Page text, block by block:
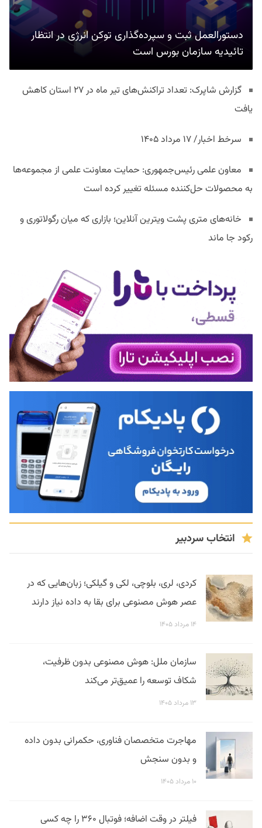
دستورالعمل ثبت و سپرده‌گذاری توکن انرژی در انتظار
تائیدیه سازمان بورس است
گزارش شاپرک: تعداد تراکنش‌های تیر ماه در ۲۷ استان‌ کاهش
یافت
سرخط اخبار/ ۱۷ مرداد ۱۴۰۵
معاون علمی رئیس‌جمهوری: حمایت معاونت علمی از مجموعه‌ها
به محصولات حل‌کننده مسئله تغییر کرده است
خانه‌های متری پشت ویترین آنلاین؛ بازاری که میان رگولاتوری و
رکود جا ماند
انتخاب سردبیر
کردی، لری، بلوچی، لکی و گیلکی؛ زبان‌هایی که در
عصر هوش مصنوعی برای بقا به داده نیاز دارند
۱۴ مرداد ۱۴۰۵
سازمان ملل: هوش مصنوعی بدون ظرفیت،
شکاف توسعه را عمیق‌تر می‌کند
۱۳ مرداد ۱۴۰۵
مهاجرت متخصصان فناوری، حکمرانی بدون داده
و بدون سنجش
۱۰ مرداد ۱۴۰۵
فیلتر در وقت اضافه؛ فوتبال ۳۶۰ را چه کسی